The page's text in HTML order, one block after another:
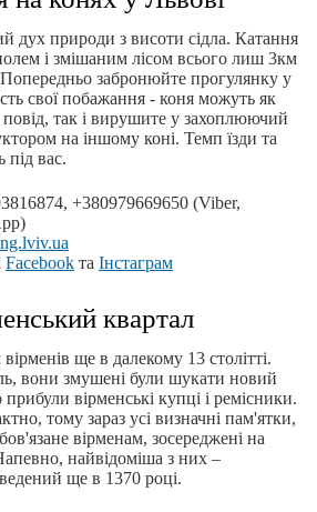
дух природи з висоти сідла. Катання
і змішаним лісом всього лиш 3км
забронюйте прогулянку у
свої побажання - коня можуть як
повід, так і вирушите у захоплюючий
на іншому коні. Темп їзди та
вас.
+380979669650 (Viber,
Facebook та Інстаграм
квартал
ще в далекому 13 столітті.
вони змушені були шукати новий
вірменські купці і ремісники.
тому зараз усі визначні пам'ятки,
вірменам, зосереджені на
найвідоміша з них –
ще в 1370 році.